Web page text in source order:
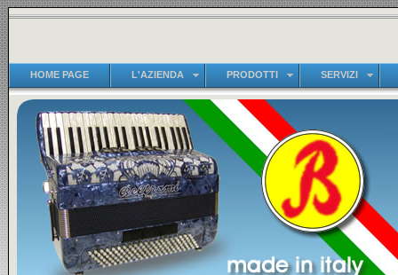
HOME PAGE L'AZIENDA PRODOTTI SERVIZI